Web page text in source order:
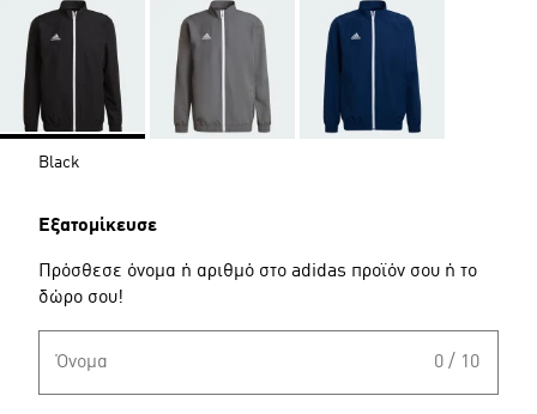
Black
Εξατομίκευσε
Πρόσθεσε όνομα ή αριθμό στο adidas προϊόν σου ή το
δώρο σου!
Όνομα 0 / 10